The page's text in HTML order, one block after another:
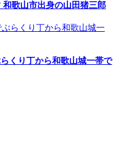
歌山市出身の山田猪三郎
くり丁から和歌山城一帯で